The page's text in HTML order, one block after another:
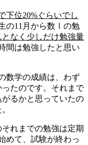
下位20%ぐらいでし
の11月から数Ⅰの勉
となく少しだけ勉強量
間は勉強したと思い
数学の成績は、わず
たのです。それまで
るかと思っていたの
れまでの勉強は定期
めて、試験が終わっ